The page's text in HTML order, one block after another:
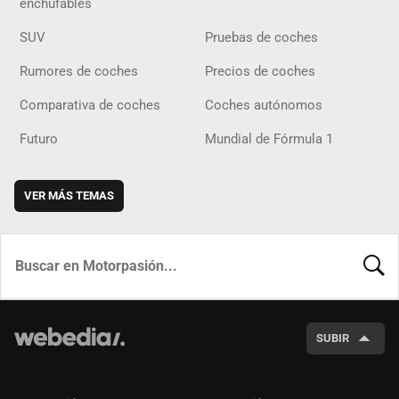
enchufables
SUV Pruebas de coches
Rumores de coches Precios de coches
Comparativa de coches Coches autónomos
Futuro Mundial de Fórmula 1
VER MÁS TEMAS
SUBIR